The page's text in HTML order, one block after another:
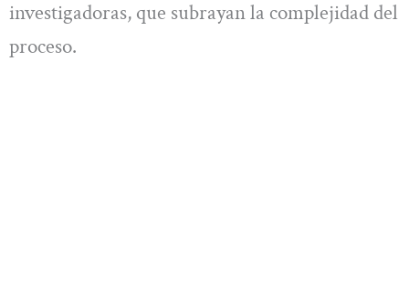
investigadoras, que subrayan la complejidad del
proceso.